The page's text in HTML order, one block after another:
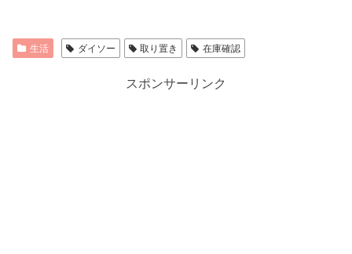
生活 ダイソー 取り置き 在庫確認
スポンサーリンク